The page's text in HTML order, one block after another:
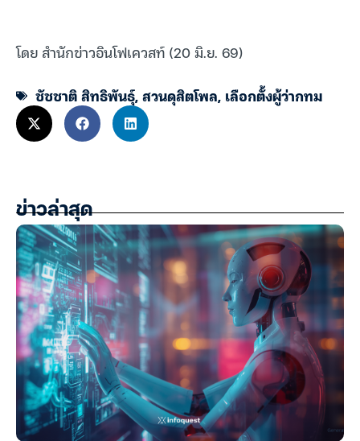
โดย สำนักข่าวอินโฟเควสท์ (20 มิ.ย. 69)
ชัชชาติ สิทธิพันธุ์,สวนดุสิตโพล, เลือกตั้งผู้ว่ากทม
ข่าวล่าสุด